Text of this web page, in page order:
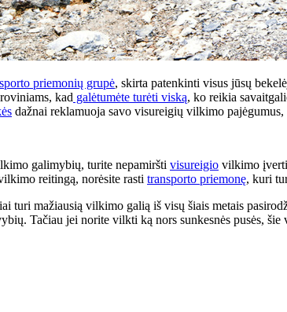
priemonių grupė, skirta patenkinti visus jūsų
kad galėtumėte turėti viską, ko reikia
dažnai reklamuoja savo visureigių vilkimo
galimybių, turite nepamiršti visureigio vilkimo
reitingą, norėsite rasti transporto priemonę, kuri
turi mažiausią vilkimo galią iš visų šiais metais
Tačiau jei norite vilkti ką nors sunkesnės pusės,